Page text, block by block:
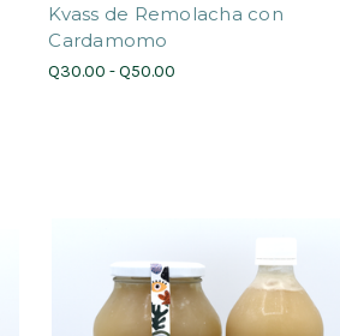
Kvass de Remolacha con
Cardamomo
Q30.00 - Q50.00